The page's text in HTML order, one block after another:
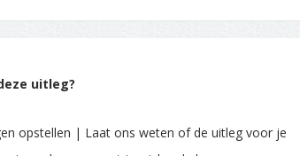
uitleg?
opstellen | Laat ons weten of de uitleg voor je